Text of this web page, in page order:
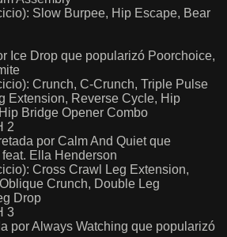
Slow Burpee, Hip Escape, Bear
Ice Drop que popularizó Poorchoice,
Crunch, C-Crunch, Triple Pulse
Extension, Reverse Cycle, Hip
Bridge Opener Combo
2
por Calm And Quiet que
Ella Henderson
Cross Crawl Leg Extension,
Crunch, Double Leg
Drop
3
por Always Watching que popularizó